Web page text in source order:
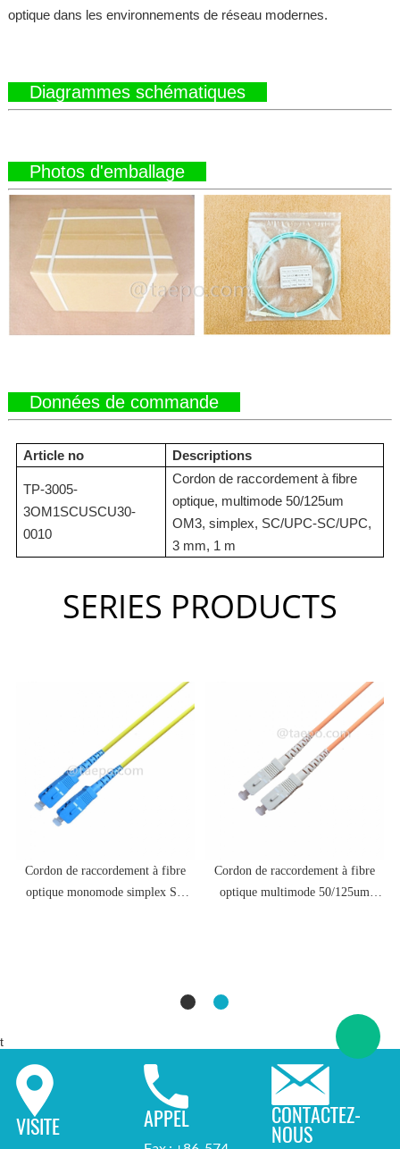
optique dans les environnements de réseau modernes.
Diagrammes schématiques
Photos d'emballage
Données de commande
Article no Descriptions
TP-3005-
3OM1SCUSCU30-
0010
Cordon de raccordement à fibre
optique, multimode 50/125um
OM3, simplex, SC/UPC-SC/UPC,
3 mm, 1 m
SERIES PRODUCTS
Cordon de raccordement à fibre
optique monomode simplex SC
Cordon de raccordement à fibre
optique multimode 50/125um
t
VISITE APPEL CONTACTEZ-
NOUS